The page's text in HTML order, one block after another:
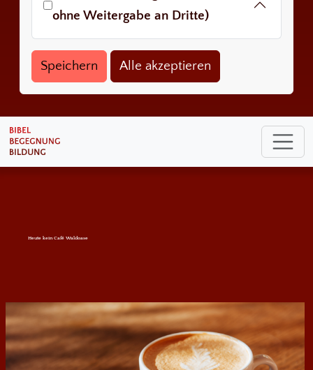
ohne Weitergabe an Dritte)
Heute kein Café Waldoase